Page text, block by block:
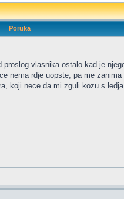
Poruka
vlasnika ostalo kad je
nema rdje uopste, pa me
koji nece da mi zguli kozu s